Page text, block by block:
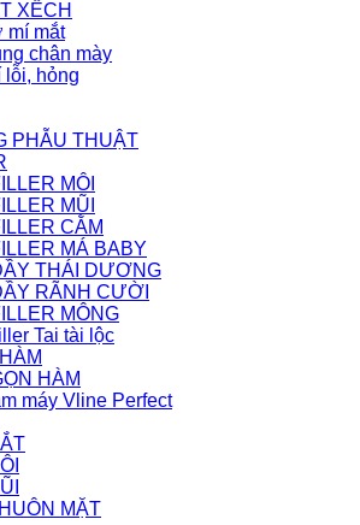
XẾCH
mí mắt
chân mày
lỗi, hỏng
PHẪU THUẬT
MÔI
MŨI
CẰM
MÁ BABY
THÁI DƯƠNG
RÃNH CƯỜI
MÔNG
Tai tài lộc
HÀM
máy Vline Perfect
MẶT